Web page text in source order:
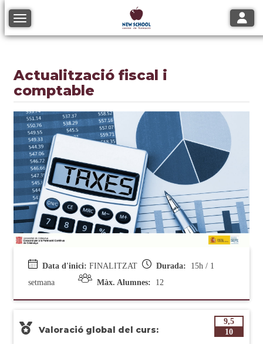
Toggle navigation
Actualització fiscal i
comptable
Data d'inici: FINALITZAT Durada: 15h / 1
setmana
Màx. Alumnes: 12
Valoració global del curs:
9,5
10